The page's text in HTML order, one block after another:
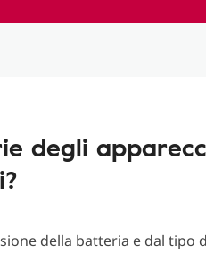
degli
della batteria e dal tipo